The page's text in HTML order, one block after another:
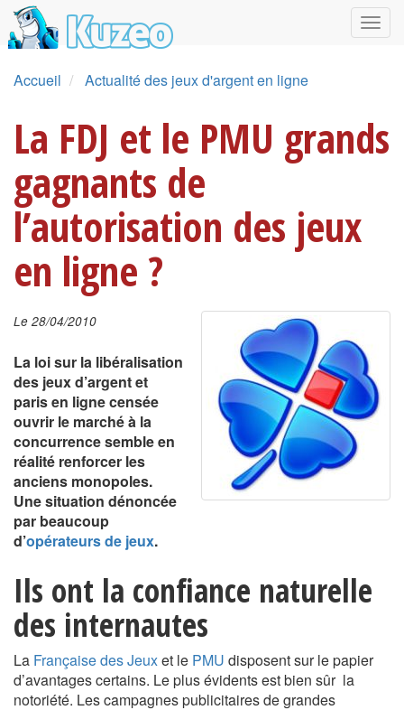
Accueil Actualité des jeux d'argent en ligne
La FDJ et le PMU grands
gagnants de
l’autorisation des jeux
en ligne ?
Le 28/04/2010
La loi sur la libéralisation
des jeux d’argent et
paris en ligne censée
ouvrir le marché à la
concurrence semble en
réalité renforcer les
anciens monopoles.
Une situation dénoncée
par beaucoup
d’opérateurs de jeux.
Ils ont la confiance naturelle
des internautes
La Française des Jeuxet le PMU disposent sur le papier
d’avantages certains. Le plus évidents est bien sûr la
notoriété. Les campagnes publicitaires de grandes